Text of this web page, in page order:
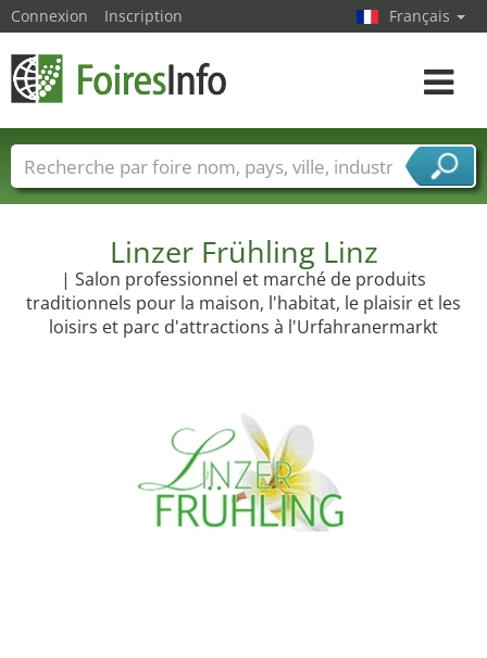
Linzer Frühling Linz
| Salon professionnel et marché de produits
traditionnels pour la maison, l'habitat, le plaisir et les
loisirs et parc d'attractions à l'Urfahranermarkt
Connexion Inscription Français
Toggle
Foire noms Pays Villes
Secteurs de foire